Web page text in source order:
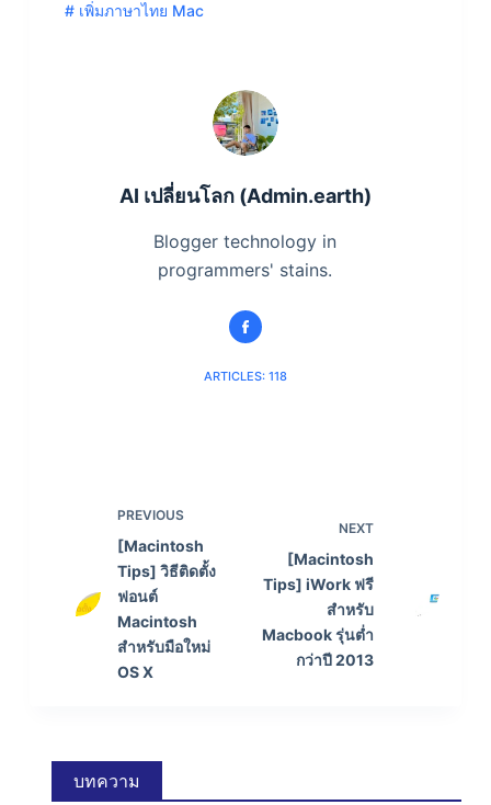
# เพิ่มภาษาไทย Mac
AI เปลี่ยนโลก (Admin.earth)
Blogger technology in
programmers' stains.
ARTICLES: 118
PREVIOUS
[Macintosh
Tips] วิธีติดตั้ง
ฟอนต์
Macintosh
สำหรับมือใหม่
OS X
NEXT
[Macintosh
Tips] iWork ฟรี
สำหรับ
Macbook รุ่นต่ำ
กว่าปี 2013
บทความ